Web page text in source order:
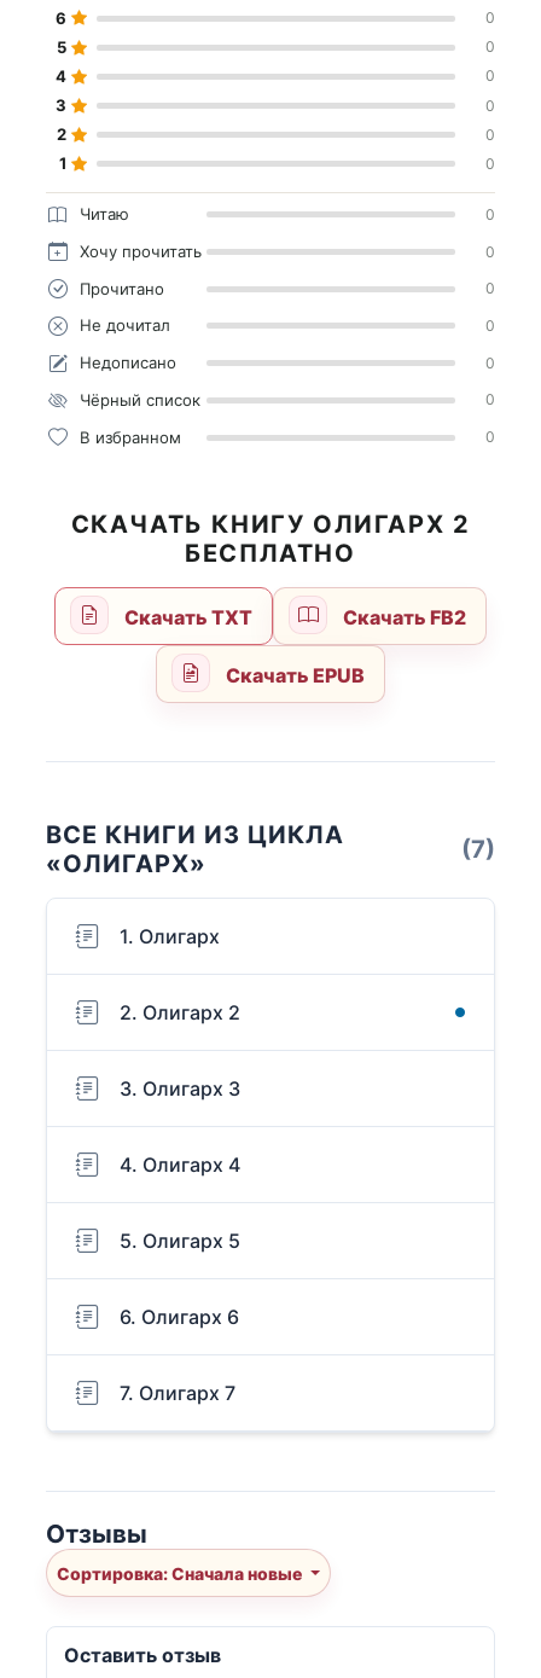
6 0
5 0
4 0
3 0
2 0
1 0
Читаю 0
Хочу прочитать 0
Прочитано 0
Не дочитал 0
Недописано 0
Чёрный список 0
В избранном 0
СКАЧАТЬ КНИГУ ОЛИГАРХ 2
БЕСПЛАТНО
Скачать TXT Скачать FB2
Скачать EPUB
ВСЕ КНИГИ ИЗ ЦИКЛА
«ОЛИГАРХ»
(7)
1. Олигарх
2. Олигарх 2
3. Олигарх 3
4. Олигарх 4
5. Олигарх 5
6. Олигарх 6
7. Олигарх 7
Отзывы
Сортировка: Сначала новые
Оставить отзыв